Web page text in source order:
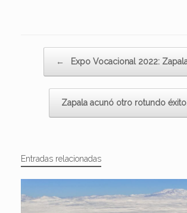
← Expo Vocacional 2022:
Zapala acunó otro rotundo
Entradas relacionadas